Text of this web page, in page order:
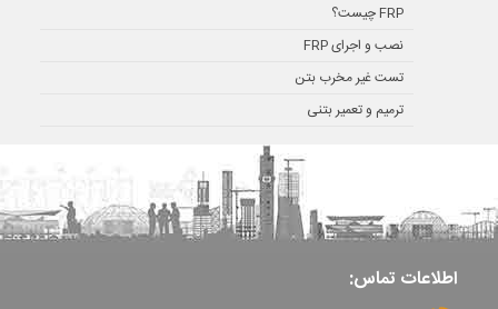
FRP چیست؟
نصب و اجرای FRP
تست غیر مخرب بتن
ترمیم و تعمیر بتنی
اطلاعات تماس: